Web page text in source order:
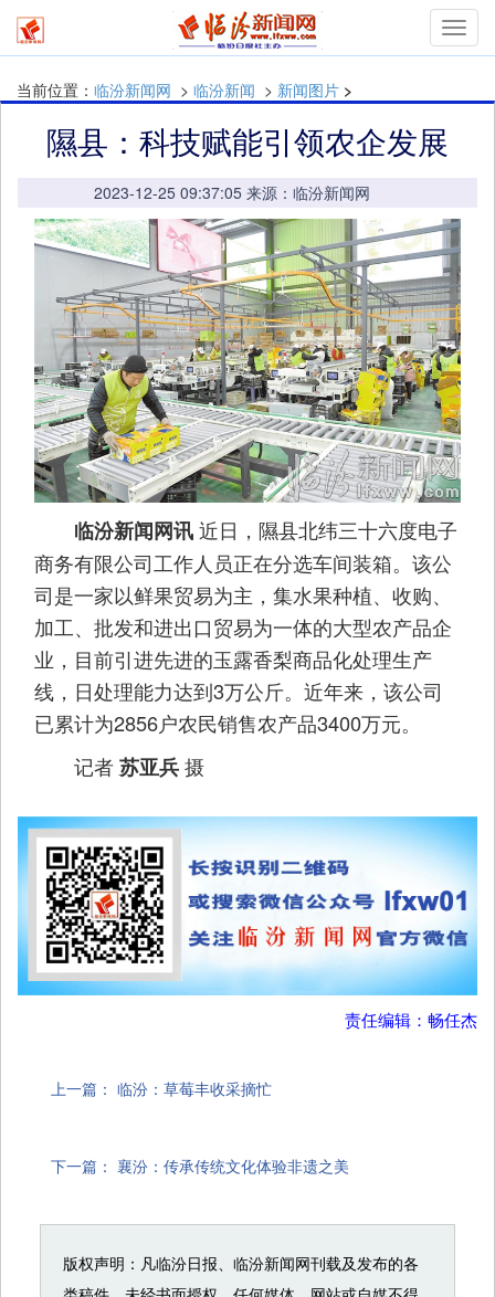
当前位置： 临汾新闻网 > 临汾新闻 > 新闻图片 >
隰县：科技赋能引领农企发展
2023-12-25 09:37:05 来源：临汾新闻网
临汾新闻网讯近日，隰县北纬三十六度电子
商务有限公司工作人员正在分选车间装箱。该公
司是一家以鲜果贸易为主，集水果种植、收购、
加工、批发和进出口贸易为一体的大型农产品企
业，目前引进先进的玉露香梨商品化处理生产
线，日处理能力达到3万公斤。近年来，该公司
已累计为2856户农民销售农产品3400万元。
记者苏亚兵摄
责任编辑：畅任杰
上一篇： 临汾：草莓丰收采摘忙
下一篇： 襄汾：传承传统文化体验非遗之美
版权声明：凡临汾日报、临汾新闻网刊载及发布的各